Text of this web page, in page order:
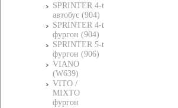
SPRINTER 4-t
автобус (904)
SPRINTER 4-t
фургон (904)
SPRINTER 5-t
фургон (906)
VIANO
(W639)
VITO /
MIXTO
фургон